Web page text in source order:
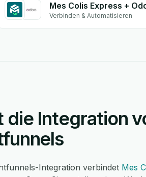
Verbinden & Automatisieren
Integration
Integration verbindet Mes